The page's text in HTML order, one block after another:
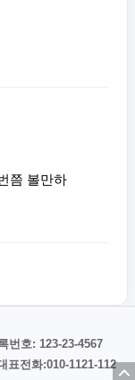
쯤 볼만하
번호: 123-23-4567
표전화:010-1121-112